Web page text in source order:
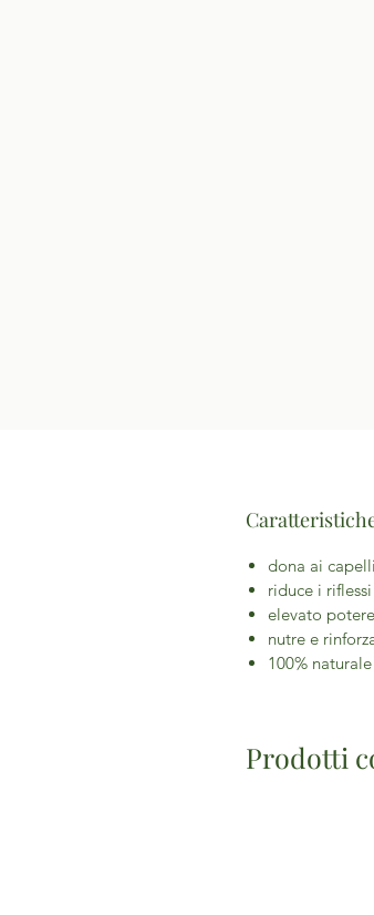
dona ai
riduce i
elevato
nutre e
100%
Prodotti